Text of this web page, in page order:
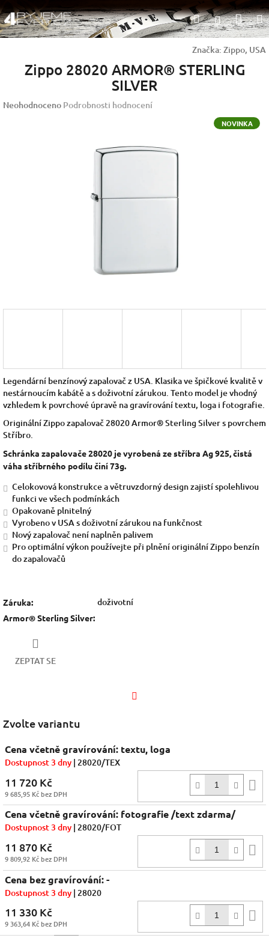
na
obsah
HledatPřihlášení
Značka: Zippo, USA
Zippo 28020 ARMOR® STERLING
SILVER
Průměrné
Neohodnoceno Podrobnosti hodnocení
NOVINKA
Legendární benzínový zapalovač z USA. Klasika ve špičkové kvalitě v
nestárnoucím kabátě a s doživotní zárukou. Tento model je vhodný
vzhledem k povrchové úpravě na gravírování textu, loga i fotografie.
Originální Zippo zapalovač 28020 Armor® Sterling Silvers povrchem
Stříbro.
Schránka zapalovače 28020 je vyrobená ze stříbra Ag 925, čistá
váha stříbrného podílu činí 73g.
Celokovová konstrukce a větruvzdorný design zajistí spolehlivou
funkci ve všech podmínkách
Opakovaně plnitelný
Vyrobeno v USA s doživotní zárukou na funkčnost
Nový zapalovač není naplněn palivem
Pro optimální výkon používejte při plnění originální Zippo benzín
do zapalovačů
Záruka: doživotní
Armor® Sterling Silver:
ZEPTAT SE
Zvolte variantu
Cena včetně gravírování: textu, loga
Dostupnost 3 dny | 28020/TEX
11 720 Kč
9 685,95 Kč bez DPH
Cena včetně gravírování: fotografie /text zdarma/
Dostupnost 3 dny | 28020/FOT
11 870 Kč
9 809,92 Kč bez DPH
Cena bez gravírování: -
Dostupnost 3 dny | 28020
11 330 Kč
9 363,64 Kč bez DPH